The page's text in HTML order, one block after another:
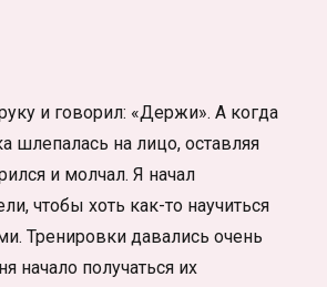
и говорил: «Держи». А когда
шлепалась на лицо, оставляя
и молчал. Я начал
чтобы хоть как-то научиться
Тренировки давались очень
начало получаться их